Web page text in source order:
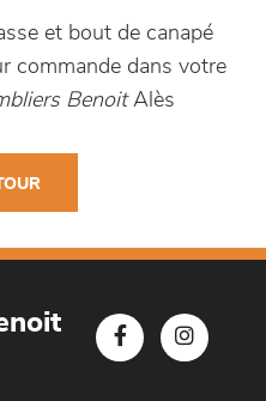
et bout de canapé
commande dans votre
BenoitAlès